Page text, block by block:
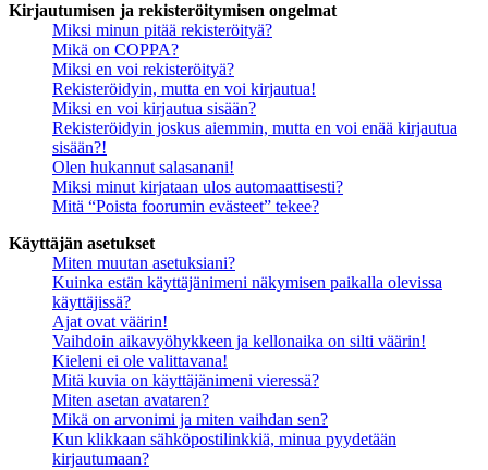
Kirjautumisen ja rekisteröitymisen ongelmat
Miksi minun pitää rekisteröityä?
Mikä on COPPA?
Miksi en voi rekisteröityä?
Rekisteröidyin, mutta en voi kirjautua!
Miksi en voi kirjautua sisään?
Rekisteröidyin joskus aiemmin, mutta en voi enää kirjautua
sisään?!
Olen hukannut salasanani!
Miksi minut kirjataan ulos automaattisesti?
Mitä “Poista foorumin evästeet” tekee?
Käyttäjän asetukset
Miten muutan asetuksiani?
Kuinka estän käyttäjänimeni näkymisen paikalla olevissa
käyttäjissä?
Ajat ovat väärin!
Vaihdoin aikavyöhykkeen ja kellonaika on silti väärin!
Kieleni ei ole valittavana!
Mitä kuvia on käyttäjänimeni vieressä?
Miten asetan avataren?
Mikä on arvonimi ja miten vaihdan sen?
Kun klikkaan sähköpostilinkkiä, minua pyydetään
kirjautumaan?